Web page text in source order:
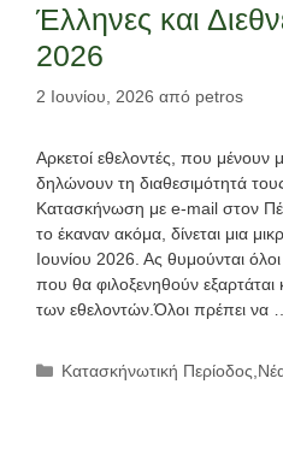
Έλληνες και
2026
2 Ιουνίου, 2026 από petros
Αρκετοί εθελοντές, που μένουν
δηλώνουν τη διαθεσιμότητά
Κατασκήνωση με e-mail στον
το έκαναν ακόμα, δίνεται μια
Ιουνίου 2026. Ας θυμούνται
που θα φιλοξενηθούν εξαρτάται
των εθελοντών.Όλοι πρέπει να
Κατηγορίες
Κατασκήνωτική Περίοδος